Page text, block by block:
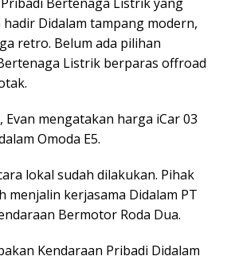
Didalam tampang modern,
retro. Belum ada pilihan
Listrik berparas offroad
mengatakan harga iCar 03
Omoda E5.
lokal sudah dilakukan. Pihak
menjalin kerjasama Didalam PT
Bermotor Roda Dua.
Kendaraan Pribadi Didalam